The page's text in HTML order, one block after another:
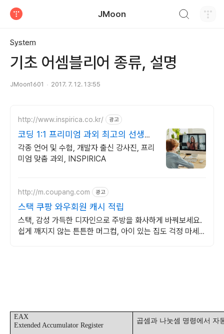
JMoon
System
기초 어셈블리어 종류, 설명
JMoon1601 2017. 7. 12. 13:55
http://www.inspirica.co.kr/ 광고
코딩 1:1 프리미엄 과외 최고의 선생님
들과 함께
각종 언어 및 수험, 개발자 출신 강사진, 프리
미엄 맞춤 과외, INSPIRICA
http://m.coupang.com 광고
스택 쿠팡 와우회원 캐시 적립
스택, 감성 가득한 디자인으로 주방을 화사하게 바꿔보세요.
쉽게 깨지지 않는 튼튼한 머그컵, 아이 있는 집도 걱정 마세
EAX
Extended Accumulator Register
곱셈과 나눗셈 명령에서 자